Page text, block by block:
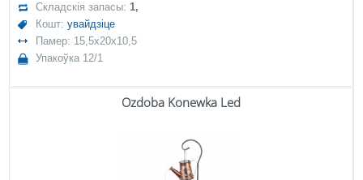
Складскія запасы:1,
Кошт:увайдзіце
Памер: 15,5x20x10,5
Упакоўка 12/1
Ozdoba Konewka Led